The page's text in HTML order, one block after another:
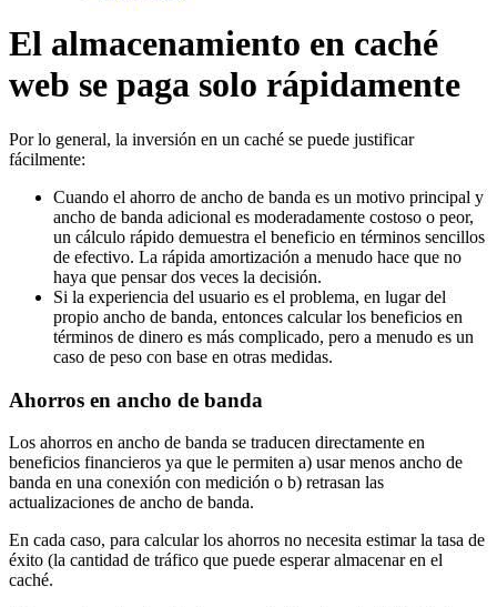
El almacenamiento en caché
web se paga solo rápidamente
Por lo general, la inversión en un caché se puede justificar
fácilmente:
Cuando el ahorro de ancho de banda es un motivo principal y
ancho de banda adicional es moderadamente costoso o peor,
un cálculo rápido demuestra el beneficio en términos sencillos
de efectivo. La rápida amortización a menudo hace que no
haya que pensar dos veces la decisión.
Si la experiencia del usuario es el problema, en lugar del
propio ancho de banda, entonces calcular los beneficios en
términos de dinero es más complicado, pero a menudo es un
caso de peso con base en otras medidas.
Ahorros en ancho de banda
Los ahorros en ancho de banda se traducen directamente en
beneficios financieros ya que le permiten a) usar menos ancho de
banda en una conexión con medición o b) retrasan las
actualizaciones de ancho de banda.
En cada caso, para calcular los ahorros no necesita estimar la tasa de
éxito (la cantidad de tráfico que puede esperar almacenar en el
caché.